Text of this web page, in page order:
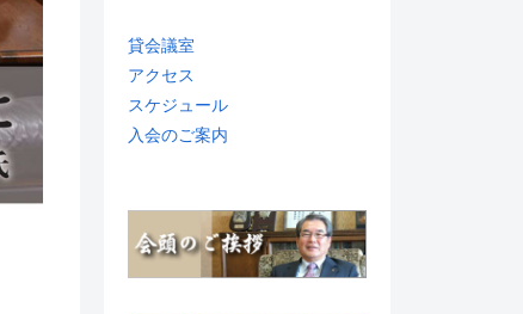
貸会議室
アクセス
スケジュール
入会のご案内